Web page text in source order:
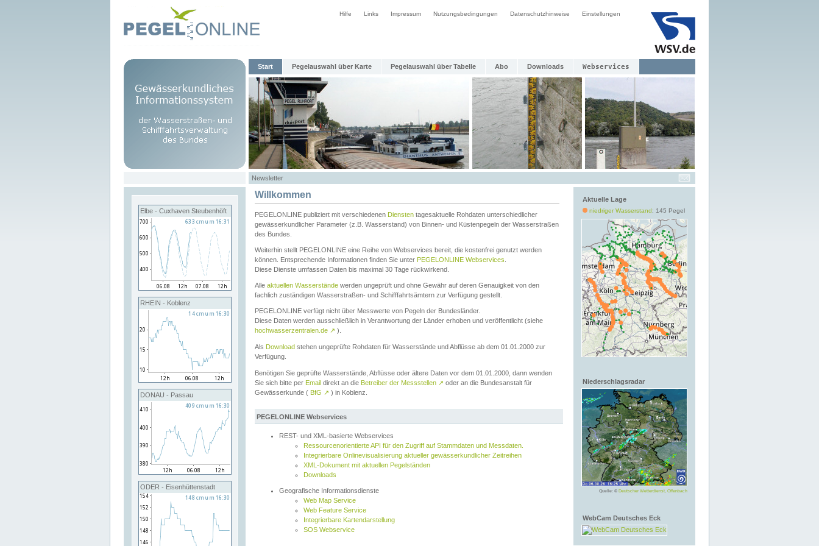
Hilfe Links Impressum Nutzungsbedingungen Datenschutzhinweise Einstellungen
Start Pegelauswahl über Karte Pegelauswahl über Tabelle Abo Downloads Webservices
Newsletter
Elbe - Cuxhaven Steubenhöft
RHEIN - Koblenz
DONAU - Passau
ODER - Eisenhüttenstadt
Aktuelle Lage
niedriger Wasserstand: 145 Pegel
Niederschlagsradar
Quelle: © Deutscher Wetterdienst, Offenbach
WebCam Deutsches Eck
Willkommen
PEGELONLINE publiziert mit verschiedenen Diensten tagesaktuelle Rohdaten unterschiedlicher
gewässerkundlicher Parameter (z.B. Wasserstand) von Binnen- und Küstenpegeln der Wasserstraßen
des Bundes.
Weiterhin stellt PEGELONLINE eine Reihe von Webservices bereit, die kostenfrei genutzt werden
können. Entsprechende Informationen finden Sie unter PEGELONLINE Webservices
Diese Dienste umfassen Daten bis maximal 30 Tage rückwirkend.
Alle aktuellen Wasserstände werden ungeprüft und ohne Gewähr auf deren Genauigkeit von den
fachlich zuständigen Wasserstraßen- und Schifffahrtsämtern zur Verfügung gestellt.
PEGELONLINE verfügt nicht über Messwerte von Pegeln der Bundesländer.
Diese Daten werden ausschließlich in Verantwortung der Länder erhoben und veröffentlicht (siehe
hochwasserzentralen.de ↗ ).
Als Download stehen ungeprüfte Rohdaten für Wasserstände und Abflüsse ab dem 01.01.2000 zur
Verfügung.
Benötigen Sie geprüfte Wasserstände, Abflüsse oder ältere Daten vor dem 01.01.2000, dann wenden
Sie sich bitte per Email direkt an die Betreiber der Messstellen ↗ oder an die Bundesanstalt für
Gewässerkunde ( BfG ↗ ) in Koblenz.
PEGELONLINE Webservices
REST- und XML-basierte Webservices
Ressourcenorientierte API für den Zugriff auf Stammdaten und Messdaten.
Integrierbare Onlinevisualisierung aktueller gewässerkundlicher Zeitreihen
XML-Dokument mit aktuellen Pegelständen
Downloads
Geografische Informationsdienste
Web Map Service
Web Feature Service
Integrierbare Kartendarstellung
SOS Webservice